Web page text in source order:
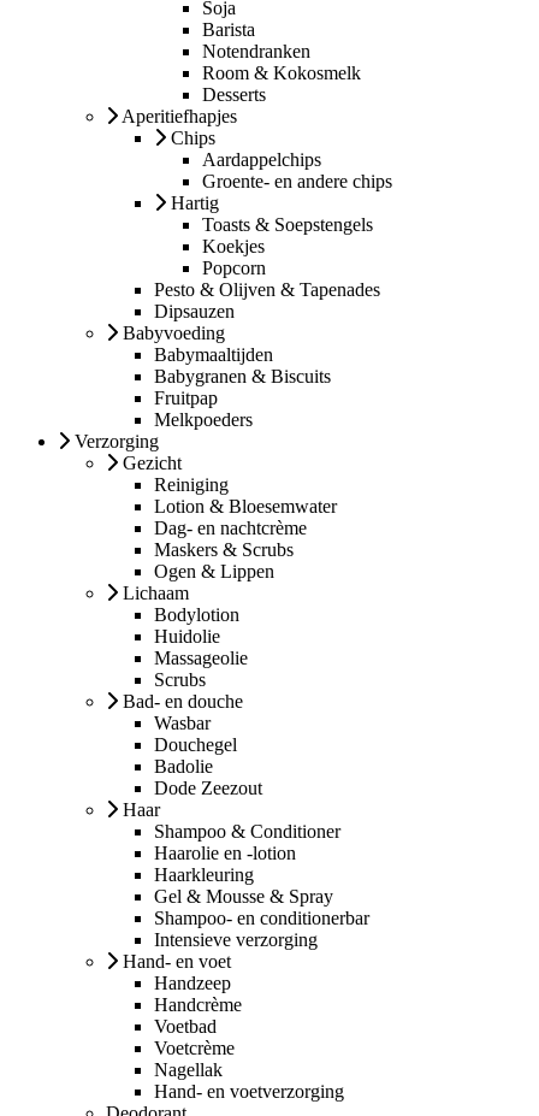
Soja
Barista
Notendranken
Room & Kokosmelk
Desserts
Aperitiefhapjes
Chips
Aardappelchips
Groente- en andere chips
Hartig
Toasts & Soepstengels
Koekjes
Popcorn
Pesto & Olijven & Tapenades
Dipsauzen
Babyvoeding
Babymaaltijden
Babygranen & Biscuits
Fruitpap
Melkpoeders
Verzorging
Gezicht
Reiniging
Lotion & Bloesemwater
Dag- en nachtcrème
Maskers & Scrubs
Ogen & Lippen
Lichaam
Bodylotion
Huidolie
Massageolie
Scrubs
Bad- en douche
Wasbar
Douchegel
Badolie
Dode Zeezout
Haar
Shampoo & Conditioner
Haarolie en -lotion
Haarkleuring
Gel & Mousse & Spray
Shampoo- en conditionerbar
Intensieve verzorging
Hand- en voet
Handzeep
Handcrème
Voetbad
Voetcrème
Nagellak
Hand- en voetverzorging